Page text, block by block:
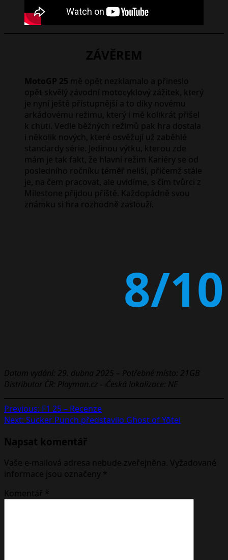
ZÁVĚREM
MotoGP 25 mě opět nezklamalo a přineslo
opět skvělý závodní motocyklový zážitek, který
je nyní ještě přístupnější a to díky novému
arkádovému režimu, který i mě kolikrát přišel
k chuti. Vedle běžných režimů pak hra dostala
i několik nových, které osvěžují už zaběhlé
standardy série. Jedinou výtku, kterou zde
mám je tak fakt, že hlavní režim Kariéry se od
posledního ročníku téměř neliší, přičemž stále
je, na čem pracovat, ale uvidíme, s čím tvůrci z
Milestone přijdou příště. Každopádně svou
známku si hra rozhodně zaslouží.
8/10
Datum vydání: 29. dubna 2025 – Potřebné místo: 21GB
Distributor ČR: Playman.cz – Česká lokalizace: NE
Post
navigation
Previous: F1 25 – Recenze
Next: Sucker Punch představilo Ghost of Yōtei
Napsat komentář
Vaše e-mailová adresa nebude zveřejněna. Vyžadované
informace jsou označeny *
Komentář *